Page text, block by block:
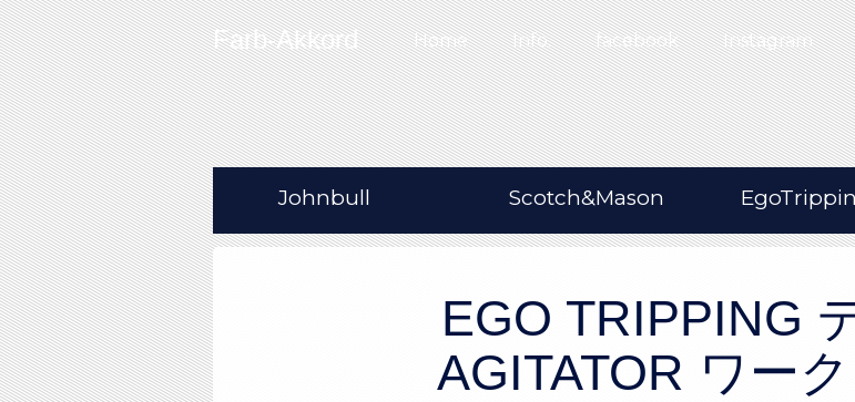
Skip to content
Farb-Akkord Home Info. facebook Instagram
Johnbull Scotch&Mason
EGO TRIPPING
AGITATOR ワー